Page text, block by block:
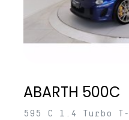
ABARTH 500C
595 C 1.4 Turbo